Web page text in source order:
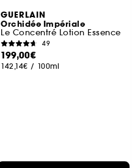
GUERLAIN
Orchidée Impériale
Le Concentré Lotion Essence
49
199,00€
142,14€ / 100ml